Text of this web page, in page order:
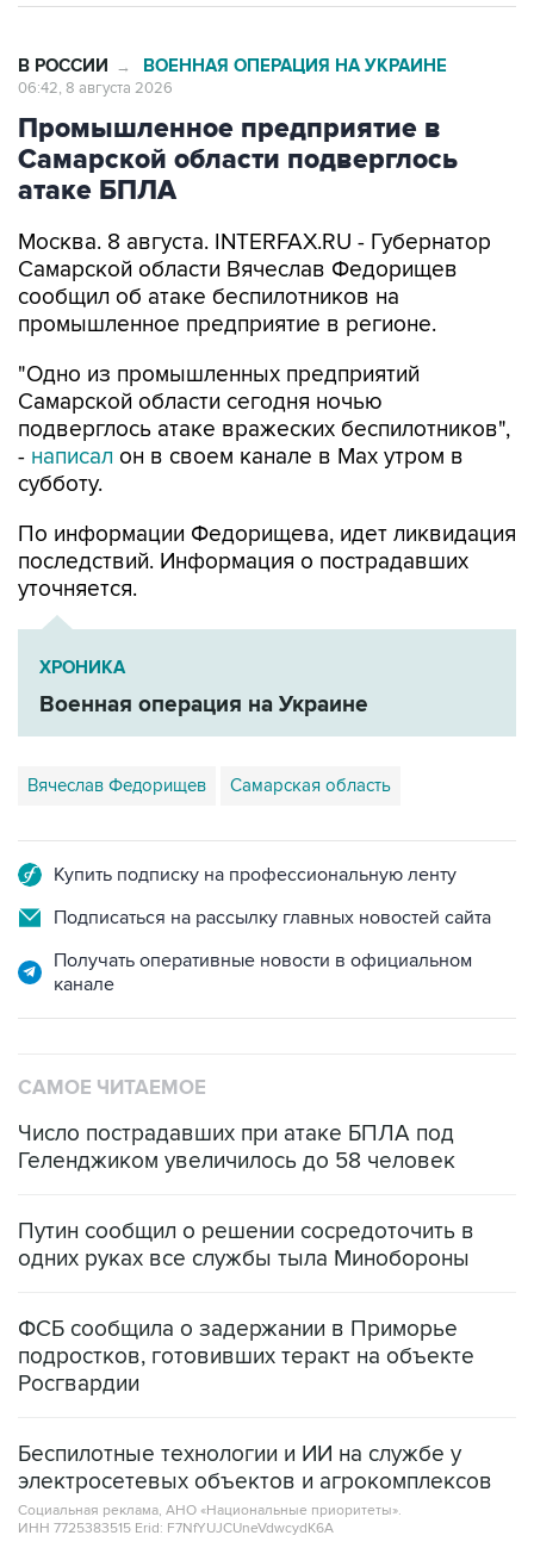
В РОССИИ → ВОЕННАЯ ОПЕРАЦИЯ НА УКРАИНЕ
06:42, 8 августа 2026
Промышленное предприятие в
Самарской области подверглось
атаке БПЛА
Москва. 8 августа. INTERFAX.RU - Губернатор
Самарской области Вячеслав Федорищев
сообщил об атаке беспилотников на
промышленное предприятие в регионе.
"Одно из промышленных предприятий
Самарской области сегодня ночью
подверглось атаке вражеских беспилотников",
- написал он в своем канале в Max утром в
субботу.
По информации Федорищева, идет ликвидация
последствий. Информация о пострадавших
уточняется.
ХРОНИКА
Военная операция на Украине
Вячеслав Федорищев Самарская область
Купить подписку на профессиональную ленту
Подписаться на рассылку главных новостей сайта
Получать оперативные новости в официальном
канале
САМОЕ ЧИТАЕМОЕ
Число пострадавших при атаке БПЛА под
Геленджиком увеличилось до 58 человек
Путин сообщил о решении сосредоточить в
одних руках все службы тыла Минобороны
ФСБ сообщила о задержании в Приморье
подростков, готовивших теракт на объекте
Росгвардии
Беспилотные технологии и ИИ на службе у
электросетевых объектов и агрокомплексов
Социальная реклама, АНО «Национальные приоритеты».
ИНН 7725383515 Erid: F7NfYUJCUneVdwcydK6A